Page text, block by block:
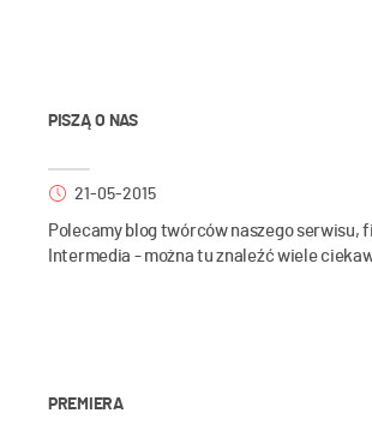
PISZĄ O NAS
21-05-2015
Polecamy blog twórców naszego serwisu,
Intermedia - można tu znaleźć wiele
PREMIERA